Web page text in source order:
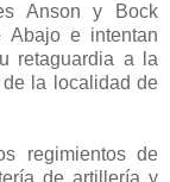
Anson y Bock
e intentan
retaguardia a la
la localidad de
regimientos de